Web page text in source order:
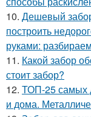
10. Дешевый
построить
руками:
11. Какой забор
стоит забор?
12. ТОП-25 самых
и дома.